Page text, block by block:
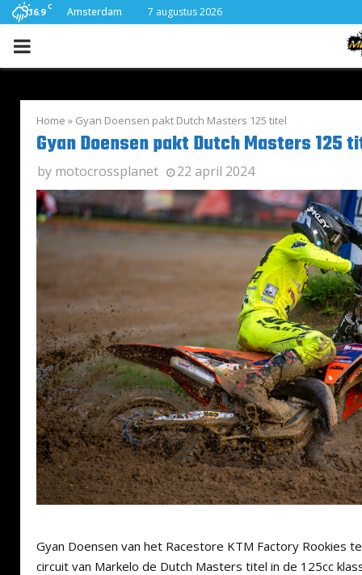
16.9 C Amsterdam 7 augustus 2026
PRIMARY
Home » Gyan Doensen pakt Dutch Masters 125 titel
Gyan Doensen pakt Dutch Masters 125
by motocrossplanet 22 april 2024
Gyan Doensen van het Racestore KTM Factory Rookies
circuit van Markelo de Dutch Masters titel in de 125cc